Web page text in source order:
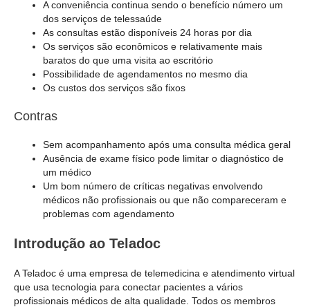
A conveniência continua sendo o benefício número um
dos serviços de telessaúde
As consultas estão disponíveis 24 horas por dia
Os serviços são econômicos e relativamente mais
baratos do que uma visita ao escritório
Possibilidade de agendamentos no mesmo dia
Os custos dos serviços são fixos
Contras
Sem acompanhamento após uma consulta médica geral
Ausência de exame físico pode limitar o diagnóstico de
um médico
Um bom número de críticas negativas envolvendo
médicos não profissionais ou que não compareceram e
problemas com agendamento
Introdução ao Teladoc
A Teladoc é uma empresa de telemedicina e atendimento virtual
que usa tecnologia para conectar pacientes a vários
profissionais médicos de alta qualidade. Todos os membros